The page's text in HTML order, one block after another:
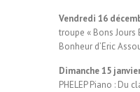
Vendredi 16
troupe « Bons Jours
Bonheur d’Eric
Dimanche 15
PHELEP Piano : Du